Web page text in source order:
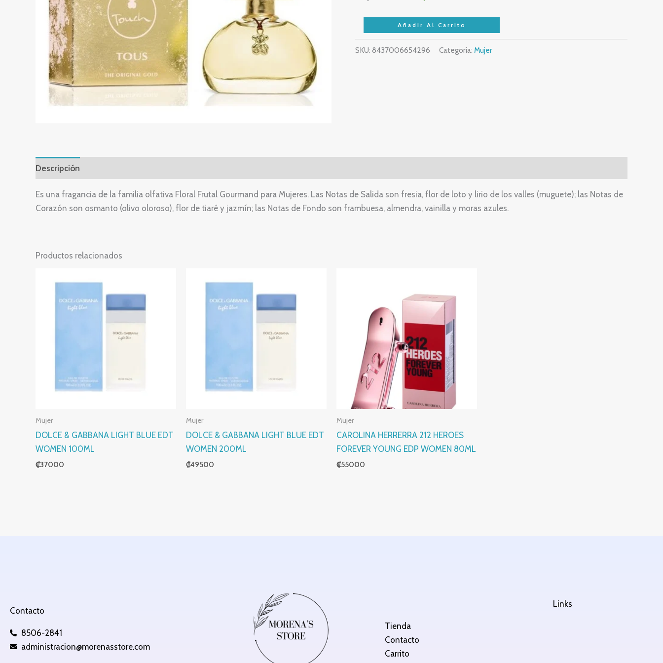
cantidad
Añadir Al Carrito
SKU: 8437006654296 Categoría: Mujer
Descripción
Es una fragancia de la familia olfativa Floral Frutal Gourmand para Mujeres. Las Notas de Salida son fresia, flor de loto y lirio de los valles (muguete); las Notas de
Corazón son osmanto (olivo oloroso), flor de tiaré y jazmín; las Notas de Fondo son frambuesa, almendra, vainilla y moras azules.
Productos relacionados
Mujer
DOLCE & GABBANA LIGHT BLUE EDT
WOMEN 100ML
₡37000
Mujer
DOLCE & GABBANA LIGHT BLUE EDT
WOMEN 200ML
₡49500
Mujer
CAROLINA HERRERRA 212 HEROES
FOREVER YOUNG EDP WOMEN 80ML
₡55000
Contacto
8506-2841
administracion@morenasstore.com
Links
Tienda
Contacto
Carrito